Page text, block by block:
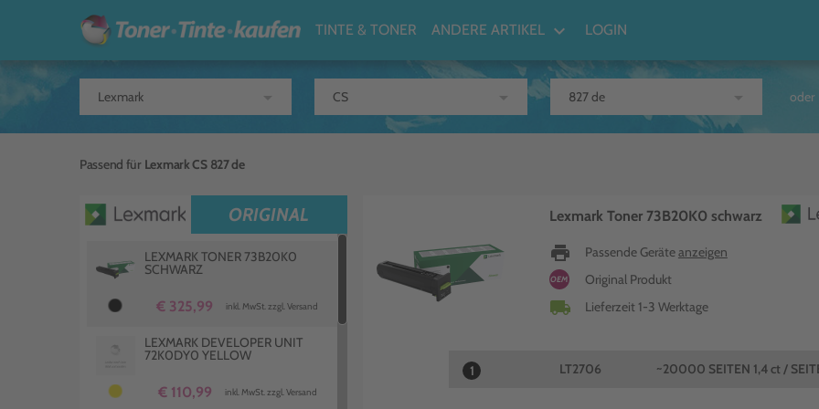
TINTE & TONER ANDERE ARTIKEL keyboard_arrow_down LOGIN
oder
Passend für Lexmark CS 827 de
ORIGINAL
LEXMARK TONER 73B20K0
SCHWARZ
€ 325,99 inkl. MwSt. zzgl. Versand
LEXMARK DEVELOPER UNIT
72K0DY0 YELLOW
€ 110,99 inkl. MwSt. zzgl. Versand
Lexmark Toner 73B20K0 schwarz
print Passende Geräteanzeigen
OEM Original Produkt
local_shipping Lieferzeit 1-3 Werktage
1 LT2706 ~20000 SEITEN 1,4 ct /